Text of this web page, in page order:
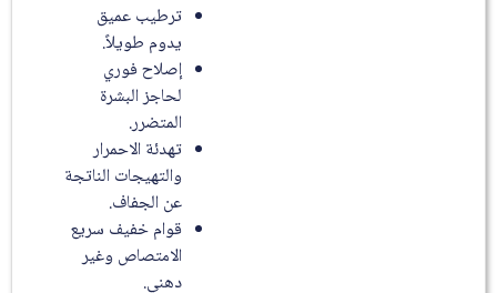
ترطيب عميق
يدوم طويلاً.
إصلاح فوري
لحاجز البشرة
المتضرر.
تهدئة الاحمرار
والتهيجات الناتجة
عن الجفاف.
قوام خفيف سريع
الامتصاص وغير